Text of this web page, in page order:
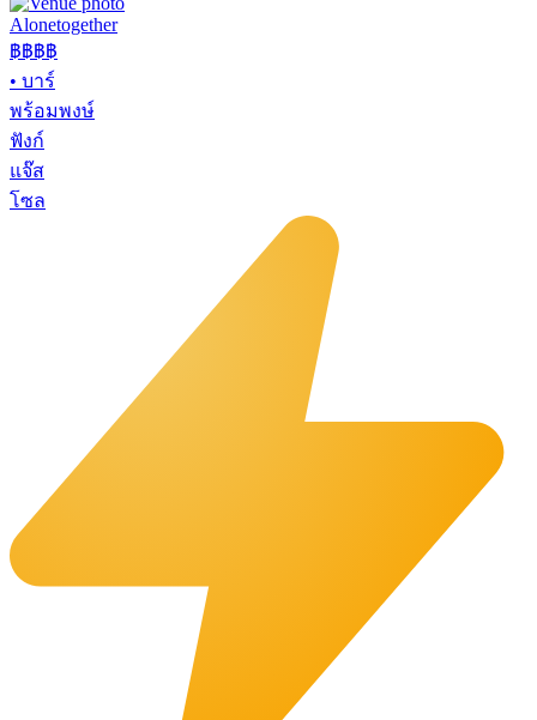
Alonetogether
฿฿฿฿
• บาร์
พร้อมพงษ์
ฟังก์
แจ๊ส
โซล